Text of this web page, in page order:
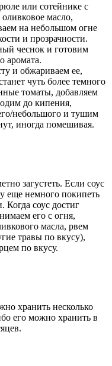
или сотейнике с
масло,
на небольшом огне
и прозрачности.
чеснок и готовим
аромата.
и обжариваем ее,
чуть более темного
томаты, добавляем
до кипения,
небольшого и тушим
иногда помешивая.
загустеть. Если соус
еще немного покипеть
Когда соус достиг
его с огня,
масла, рвем
травы по вкусу),
по вкусу.
хранить несколько
его можно хранить в